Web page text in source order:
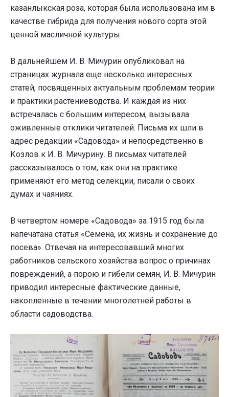
казанлыкская роза, которая была использована им в
качестве гибрида для получения нового сорта этой
ценной масличной культуры.
В дальнейшем И. В. Мичурин опубликовал на
страницах журнала еще несколько интересных
статей, посвященных актуальным проблемам теории
и практики растениеводства. И каждая из них
встречалась с большим интересом, вызывала
оживленные отклики читателей. Письма их шли в
адрес редакции «Садовода» и непосредственно в
Козлов к И. В. Мичурину. В письмах читателей
рассказывалось о том, как они на практике
применяют его метод селекции, писали о своих
думах и чаяниях.
В четвертом номере «Садовода» за 1915 год была
напечатана статья «Семена, их жизнь и сохранение до
посева». Отвечая на интересовавший многих
работников сельского хозяйства вопрос о причинах
повреждений, а порою и гибели семян, И. В. Мичурин
приводил интересные фактические данные,
накопленные в течении многолетней работы в
области садоводства.